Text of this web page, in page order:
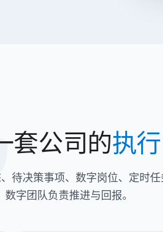
套公司的执
待决策事项、数字岗位、定时
字团队负责推进与回报。